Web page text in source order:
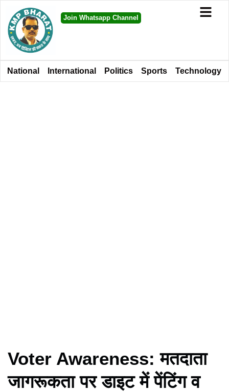
Join Whatsapp Channel
National International Politics Sports Technology
Voter Awareness: मतदाता
जागरूकता पर डाइट में पेंटिंग व